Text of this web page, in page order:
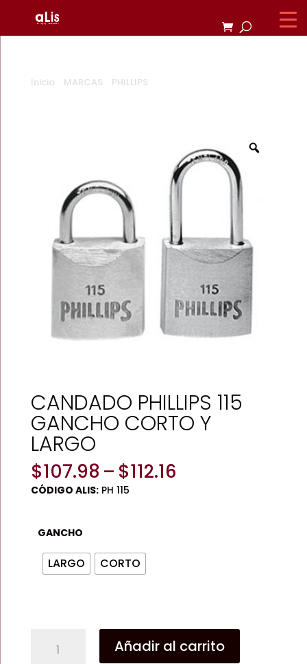
Inicio MARCAS PHILLIPS
CANDADO PHILLIPS 115
GANCHO CORTO Y
LARGO
$107.98 – $112.16
CÓDIGO ALIS:PH 115
GANCHO
LARGO CORTO
PHILLIPS
Añadir al carrito